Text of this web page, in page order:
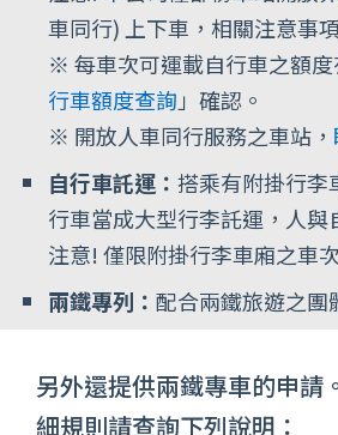
車同行) 上下車，相關注意事
※ 每車次可運載自行車之額
行車額度查詢 」確認。
※ 開放人車同行服務之車站，
自行車託運： 搭乘有附掛行李
行車當成大型行李託運，人與
注意! 僅限附掛行李車廂之車
兩鐵專列： 配合兩鐵旅遊之團
另外還提供兩鐵專車的申請
細規則請查詢下列說明：